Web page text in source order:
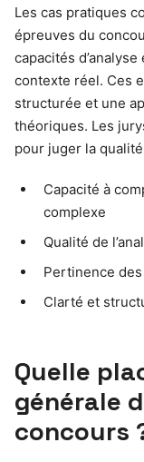
Les cas pratiques
épreuves du
capacités
contexte réel. Ces
structurée et une
théoriques. Les
pour juger la
Capacité à
complexe
Qualité de
Pertinence
Clarté et
Quelle
générale
concours